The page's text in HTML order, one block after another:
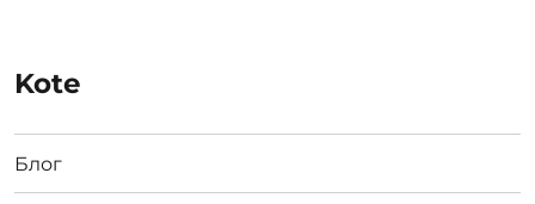
Kote
Блог